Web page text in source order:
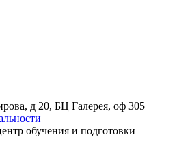
д 20, БЦ Галерея, оф 305
обучения и подготовки